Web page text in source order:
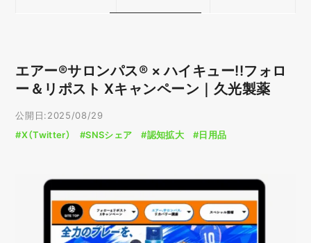
エアー®サロンパス® × ハイキュー!!フォロ
ー＆リポスト Xキャンペーン｜久光製薬
公開日:2025/08/29
#X（Twitter）
#SNSシェア #認知拡大 #日用品